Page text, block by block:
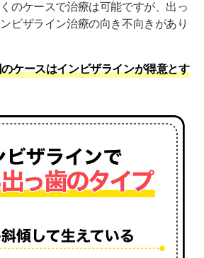
ビザライン矯正の症例
出っ歯治療にかかる費用・期間
出っ歯矯正が「できない・失敗す
題があり「適応外」と診断された場
診断・治療計画が不適切なケース
装着時間など）が不十分なケース
のケースで治療は可能ですが、出っ
ビザライン治療の向き不向きがあり
ケースはインビザラインが得意とす